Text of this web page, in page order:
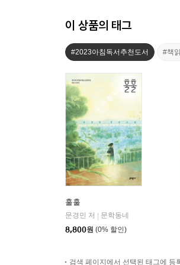
이 상품의 태그
#2023아침독서추천도서 #책
훌훌
문경민 저 | 문학동네
8,800원 (0% 할인)
검색 페이지에서 선택된 태그에